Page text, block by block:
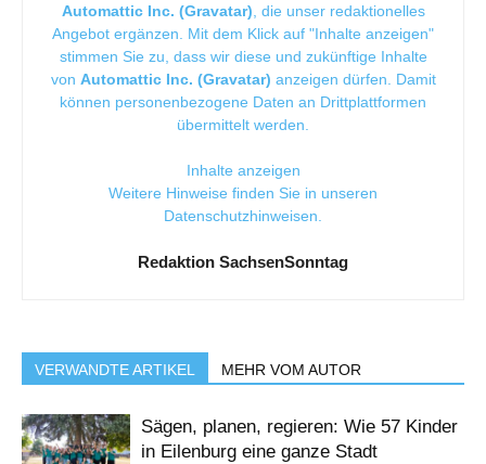
Automattic Inc. (Gravatar) , die unser redaktionelles
Angebot ergänzen. Mit dem Klick auf "Inhalte anzeigen"
stimmen Sie zu, dass wir diese und zukünftige Inhalte
von Automattic Inc. (Gravatar) anzeigen dürfen. Damit
können personenbezogene Daten an Drittplattformen
übermittelt werden.
Inhalte anzeigen
Weitere Hinweise finden Sie in unseren
Datenschutzhinweisen
Redaktion SachsenSonntag
VERWANDTE ARTIKEL MEHR VOM AUTOR
Sägen, planen, regieren: Wie 57 Kinder
in Eilenburg eine ganze Stadt